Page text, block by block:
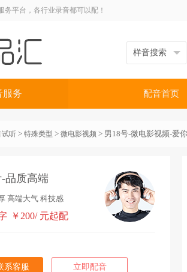
务平台，各行业录音都可以配！
服务 配音首页
试听 > 特殊类型 > 微电影视频 > 男18号-微电影视频-爱
品质高端
高端大气 科技感
￥200/ 元起配
系客服 立即配音